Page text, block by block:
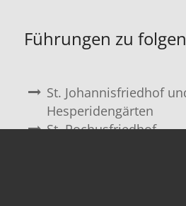
Führungen zu
St. Johannisfriedhof
Hesperidengärten
St. Rochusfriedhof